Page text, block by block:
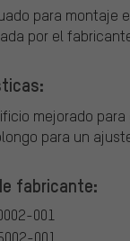
para montaje
por el
mejorado para
para un
fabricante:
001
001